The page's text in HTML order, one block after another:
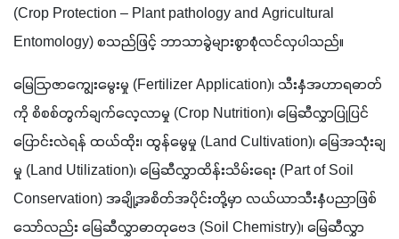
(Crop Protection – Plant pathology and Agricultural
Entomology) စသည်ဖြင့် ဘာသာခွဲများစွာစုံလင်လှပါသည်။
မြေဩဇာကျွေးမွေးမှု (Fertilizer Application)၊ သီးနှံအဟာရဓာတ်
ကို စိစစ်တွက်ချက်လေ့လာမှု (Crop Nutrition)၊ မြေဆီလွှာပြုပြင်
ပြောင်းလဲရန် ထယ်ထိုး၊ ထွန်မွေမှု (Land Cultivation)၊ မြေအသုံးချ
မှု (Land Utilization)၊ မြေဆီလွှာထိန်းသိမ်းရေး (Part of Soil
Conservation) အချို့အစိတ်အပိုင်းတို့မှာ လယ်ယာသီးနှံပညာဖြစ်
သော်လည်း မြေဆီလွှာဓာတုဗေဒ (Soil Chemistry)၊ မြေဆီလွှာ